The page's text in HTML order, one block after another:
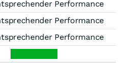
Performance
Performance
Performance